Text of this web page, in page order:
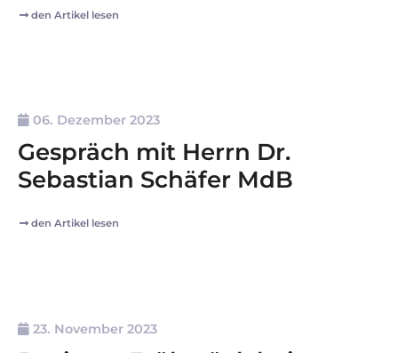
den Artikel lesen
06. Dezember 2023
Gespräch mit Herrn Dr.
Sebastian Schäfer MdB
den Artikel lesen
23. November 2023